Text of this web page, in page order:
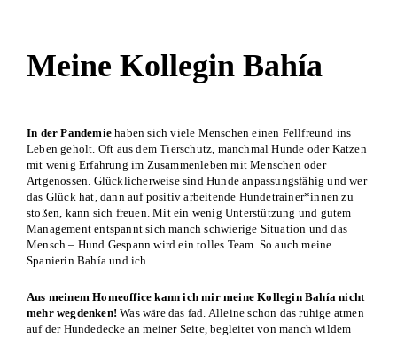
Meine Kollegin Bahía
In der Pandemie haben sich viele Menschen einen Fellfreund ins
Leben geholt. Oft aus dem Tierschutz, manchmal Hunde oder Katzen
mit wenig Erfahrung im Zusammenleben mit Menschen oder
Artgenossen. Glücklicherweise sind Hunde anpassungsfähig und wer
das Glück hat, dann auf positiv arbeitende Hundetrainer*innen zu
stoßen, kann sich freuen. Mit ein wenig Unterstützung und gutem
Management entspannt sich manch schwierige Situation und das
Mensch – Hund Gespann wird ein tolles Team. So auch meine
Spanierin Bahía und ich.
Aus meinem Homeoffice kann ich mir meine Kollegin Bahía nicht
mehr wegdenken! Was wäre das fad. Alleine schon das ruhige atmen
auf der Hundedecke an meiner Seite, begleitet von manch wildem